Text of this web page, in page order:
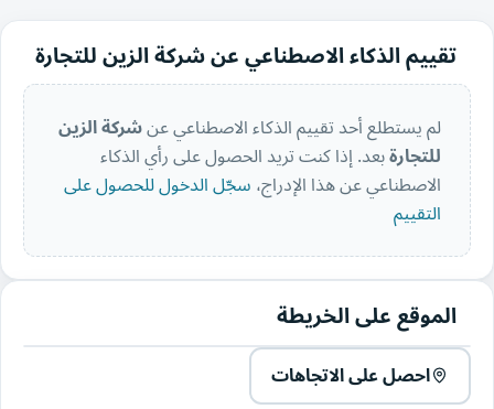
تقييم الذكاء الاصطناعي عن شركة الزين للتجارة
لم يستطلع أحد تقييم الذكاء الاصطناعي عنشركة الزين
للتجارةبعد. إذا كنت تريد الحصول على رأي الذكاء
الاصطناعي عن هذا الإدراج،سجّل الدخول للحصول على
التقييم
الموقع على الخريطة
احصل على الاتجاهات